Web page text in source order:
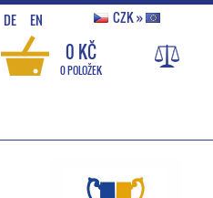
DE EN CZK»
0 KČ
0 POLOŽEK